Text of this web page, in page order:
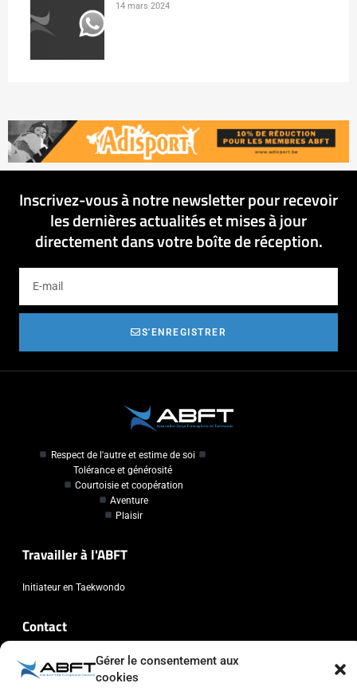
Gérer le consentement aux
cookies
14 mars 2024
Inscrivez-vous à notre newsletter pour recevoir
les dernières actualités et mises à jour
directement dans votre boîte de réception.
S'ENREGISTRER
Respect de l'autre et estime de soi
Tolérance et générosité
Courtoisie et coopération
Aventure
Plaisir
Travailler à l'ABFT
Initiateur en Taekwondo
Contact
Association Belge Francophone de Taekwondo
Chaussée de Wavre, 2057 - 1160 Auderghem